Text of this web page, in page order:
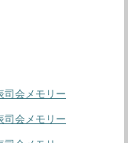
司会メモリー
司会メモリー